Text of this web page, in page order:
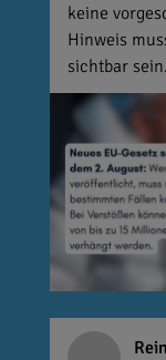
keine
Hinweis
sichtbar sein.